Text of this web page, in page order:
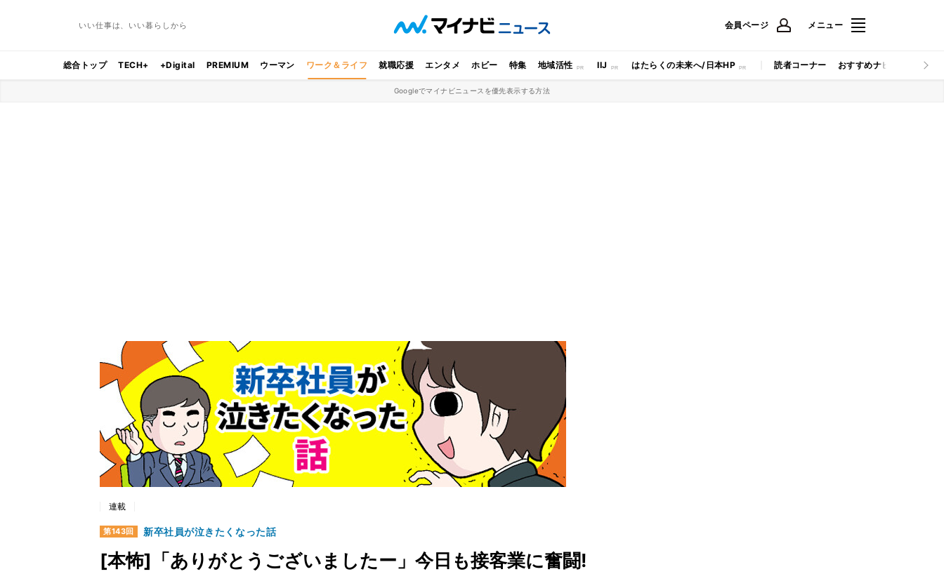
いい仕事は、いい暮らしから 会員ページ メニュー
総合トップ TECH+ +Digital PREMIUM ウーマン ワーク＆ライフ 就職応援 エンタメ ホビー 特集 地域活性 IIJ はたらくの未来へ/日本HP 読者コーナー おすすめナビ マイナビ
Googleでマイナビニュースを優先表示する方法
連載
第143回 新卒社員が泣きたくなった話
[本怖]「ありがとうございましたー」今日も接客業に奮闘!